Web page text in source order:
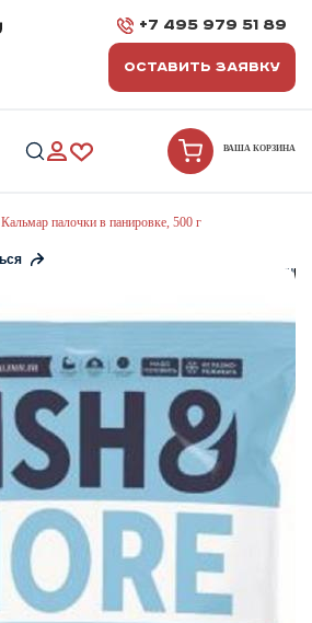
+7 495 979 51 89
ОСТАВИТЬ ЗАЯВКУ
ВАША КОРЗИНА
Кальмар палочки в панировке, 500 г